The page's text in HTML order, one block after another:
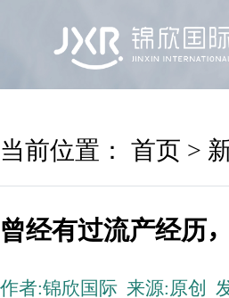
当前位置： 首页 >
曾经有过流产经历
作者:锦欣国际 来源:原创